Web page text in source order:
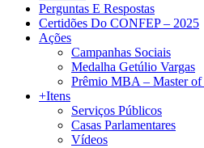
Perguntas E Respostas
Certidões Do CONFEP – 2025
Ações
Campanhas Sociais
Medalha Getúlio Vargas
Prêmio MBA – Master
+Itens
Serviços Públicos
Casas Parlamentares
Vídeos